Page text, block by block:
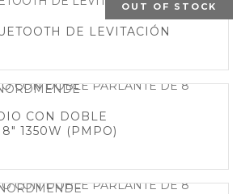
OUT OF STOCK
DE LEVITACIÓN
CON DOBLE
1350W (PMPO)